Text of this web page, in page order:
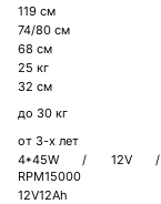
119 см
74/80 см
68 см
25 кг
32 см
до 30 кг
от 3-х лет
4*45W / 12V /
RPM15000
12V12Ah